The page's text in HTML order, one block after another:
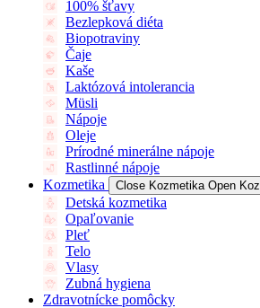
100% šťavy
Bezlepková diéta
Biopotraviny
Čaje
Kaše
Laktózová intolerancia
Müsli
Nápoje
Oleje
Prírodné minerálne nápoje
Rastlinné nápoje
Kozmetika
Close Kozmetika Open
Detská kozmetika
Opaľovanie
Pleť
Telo
Vlasy
Zubná hygiena
Zdravotnícke pomôcky